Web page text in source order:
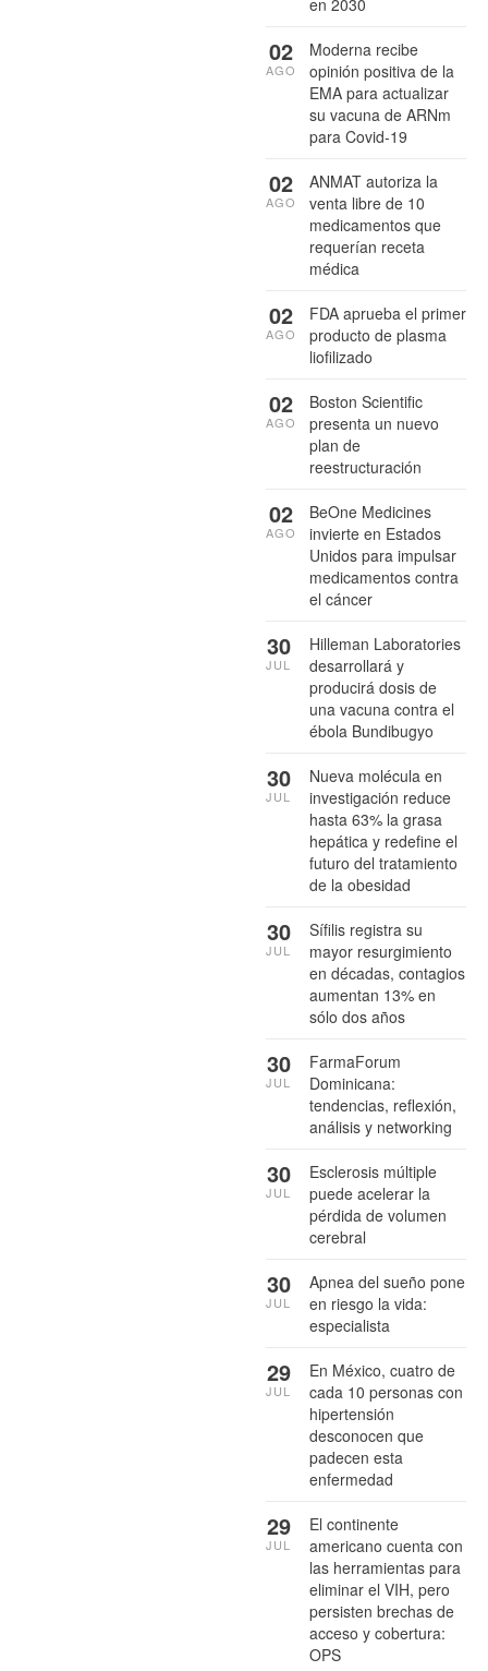
Moderna recibe
opinión positiva de la
EMA para actualizar
su vacuna de ARNm
para Covid-19
02
AGO
ANMAT autoriza la
venta libre de 10
medicamentos que
requerían receta
médica
02
AGO
FDA aprueba el primer
producto de plasma
liofilizado
02
AGO
Boston Scientific
presenta un nuevo
plan de
reestructuración
02
AGO
BeOne Medicines
invierte en Estados
Unidos para impulsar
medicamentos contra
el cáncer
02
AGO
Hilleman Laboratories
desarrollará y
producirá dosis de
una vacuna contra el
ébola Bundibugyo
30
JUL
Nueva molécula en
investigación reduce
hasta 63% la grasa
hepática y redefine el
futuro del tratamiento
de la obesidad
30
JUL
Sífilis registra su
mayor resurgimiento
en décadas, contagios
aumentan 13% en
sólo dos años
30
JUL
FarmaForum
Dominicana:
tendencias, reflexión,
análisis y networking
30
JUL
Esclerosis múltiple
puede acelerar la
pérdida de volumen
cerebral
30
JUL
Apnea del sueño pone
en riesgo la vida:
especialista
30
JUL
En México, cuatro de
cada 10 personas con
hipertensión
desconocen que
padecen esta
enfermedad
29
JUL
El continente
americano cuenta con
las herramientas para
eliminar el VIH, pero
persisten brechas de
acceso y cobertura:
OPS
29
JUL